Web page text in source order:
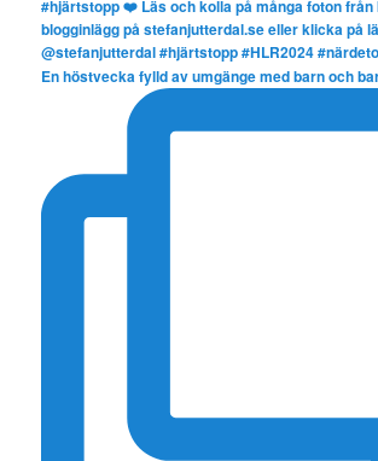
En höstvecka fylld av umgänge med barn och